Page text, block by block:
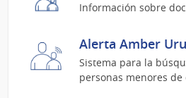
Información sobre
Alerta Amber
Sistema para la
personas menores